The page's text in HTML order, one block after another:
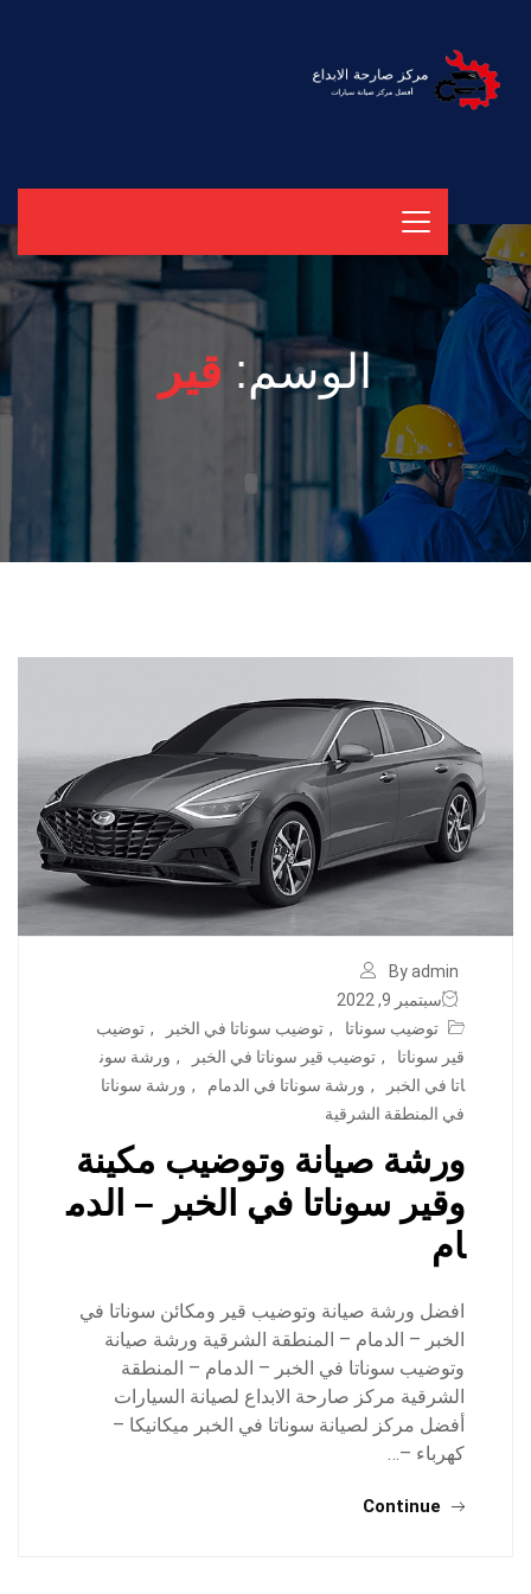
الوسم: قير
By admin
سبتمبر 9, 2022
توضيب سوناتا
, توضيب سوناتا في الخبر , توضيب
قير سوناتا
, توضيب قير سوناتا في الخبر , ورشة سون
اتا في الخبر
, ورشة سوناتا في الدمام , ورشة سوناتا
في المنطقة الشرقية
ورشة صيانة وتوضيب مكينة
وقير سوناتا في الخبر – الدم
ام
افضل ورشة صيانة وتوضيب قير ومكائن سوناتا في
الخبر – الدمام – المنطقة الشرقية ورشة صيانة
وتوضيب سوناتا في الخبر – الدمام – المنطقة
الشرقية مركز صارحة الابداع لصيانة السيارات
أفضل مركز لصيانة سوناتا في الخبر ميكانيكا –
كهرباء –…
Continue